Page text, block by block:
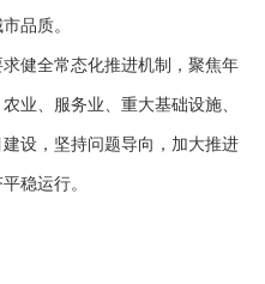
品质。
健全常态化推进机制，聚焦年
业、服务业、重大基础设施、
设，坚持问题导向，加大推进
稳运行。